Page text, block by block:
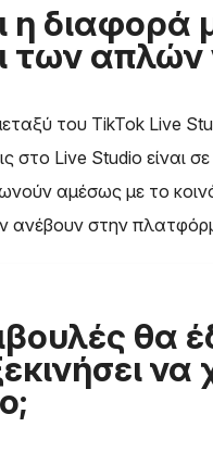
η
των απλών
του TikTok Live
στο Live Studio είναι
αμέσως με το
ανέβουν στην
θα